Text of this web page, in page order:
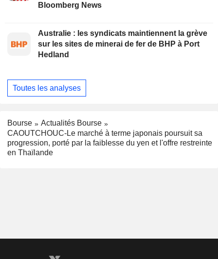
Bloomberg News
Australie : les syndicats maintiennent la grève
sur les sites de minerai de fer de BHP à Port
Hedland
Toutes les analyses
Bourse
Actualités Bourse
CAOUTCHOUC-Le marché à terme japonais poursuit sa
progression, porté par la faiblesse du yen et l'offre restreinte
en Thaïlande